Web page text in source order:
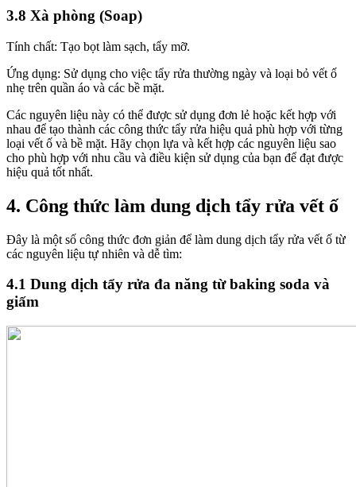
3.8 Xà phòng (Soap)
Tính chất: Tạo bọt làm sạch, tẩy mỡ.
Ứng dụng: Sử dụng cho việc tẩy rửa thường ngày và loại bỏ vết ố
nhẹ trên quần áo và các bề mặt.
Các nguyên liệu này có thể được sử dụng đơn lẻ hoặc kết hợp với
nhau để tạo thành các công thức tẩy rửa hiệu quả phù hợp với từng
loại vết ố và bề mặt. Hãy chọn lựa và kết hợp các nguyên liệu sao
cho phù hợp với nhu cầu và điều kiện sử dụng của bạn để đạt được
hiệu quả tốt nhất.
4. Công thức làm dung dịch tẩy rửa vết ố
Đây là một số công thức đơn giản để làm dung dịch tẩy rửa vết ố từ
các nguyên liệu tự nhiên và dễ tìm:
4.1 Dung dịch tẩy rửa đa năng từ baking soda và
giấm